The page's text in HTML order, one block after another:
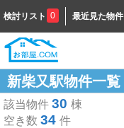
検討リスト 0 最近見た物件
新柴又駅物件一覧
該当物件 30 棟
空き数 34 件